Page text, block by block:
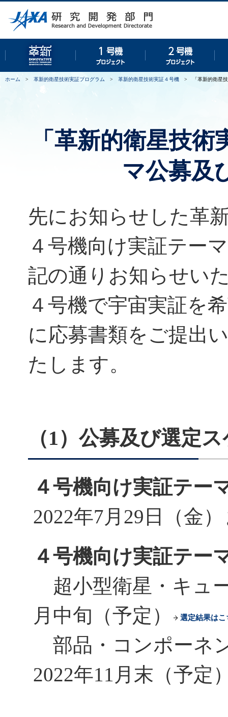
ホーム > 革新的衛星技術実証プログラム > 革新的衛星技術実証４号機 > 「革新的衛星
「革新的衛星技
マ公募及
先にお知らせした革
４号機向け実証テー
記の通りお知らせい
４号機で宇宙実証を
に応募書類をご提出
たします。
（1）公募及び選定
４号機向け実証テー
2022年7月29日（金
４号機向け実証テー
超小型衛星・キュ
月中旬（予定）
選定結果はこ
部品・コンポーネ
2022年11月末（予定